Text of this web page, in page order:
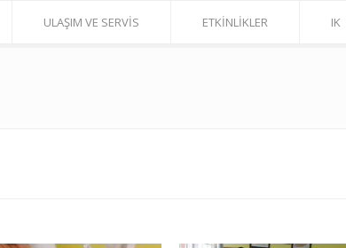
ULAŞIM VE SERVİS ETKİNLİKLER IK